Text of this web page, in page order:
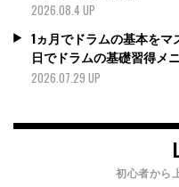
2026.08.4 UP
1ヵ月でドラムの基本を
日でドラムの基礎習得メ
2026.07.29 UP
初心者から